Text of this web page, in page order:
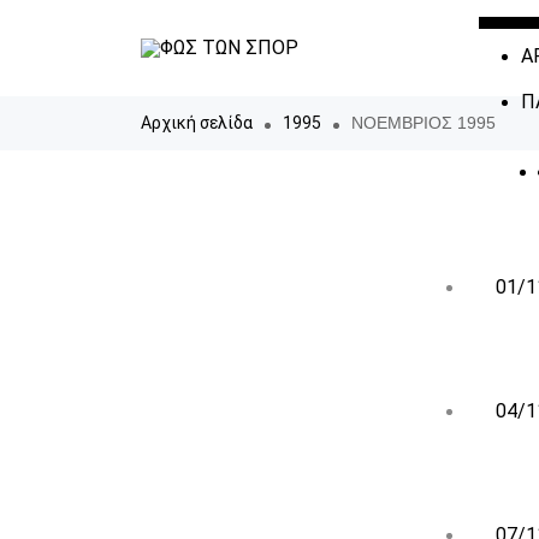
Αρχική σελίδα 1995 ΝΟΕΜΒΡΙΟΣ 1995
01/
04/